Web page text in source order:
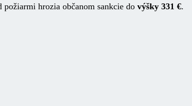
požiarmi hrozia občanom sankcie do výšky 331 €.